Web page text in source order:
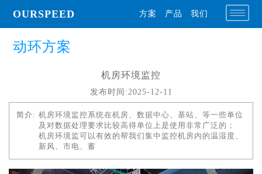
OURSPEED 方案 产品 我们
动环方案
机房环境监控
发布时间:2025-12-11
简介: 机房环境监控系统在机房、数据中心、基站、等一些单位
及对数据处理要求比较高得单位上是使用非常广泛的；
机房环境监可以有效的帮我们集中监控机房内的温湿度、
新风、市电、蓄